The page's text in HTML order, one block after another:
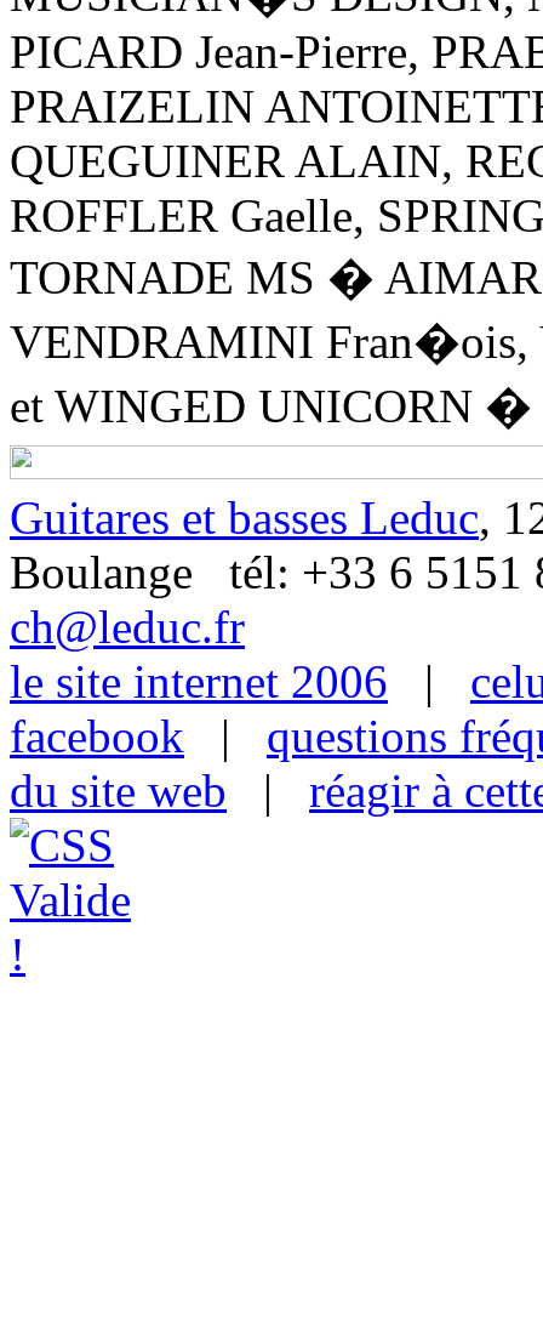
PICARD Jean-Pierre,
PRAIZELIN
QUEGUINER ALAIN,
ROFFLER Gaelle,
TORNADE MS �
VENDRAMINI Fran�ois,
et WINGED UNICORN �
Guitares et basses Leduc,
Boulange tél: +33 6
ch@leduc.fr
le site internet 2006 |
facebook | questions
du site web | réagir à